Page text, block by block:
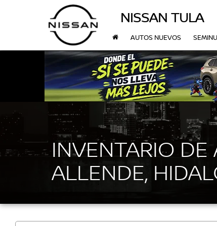
NISSAN TULA
AUTOS NUEVOS
INVENTARIO
ALLENDE,